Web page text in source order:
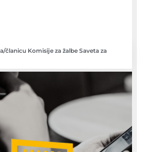
članicu Komisije za žalbe Saveta za